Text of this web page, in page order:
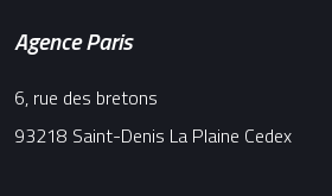
Agence Paris
6, rue des bretons
93218 Saint-Denis La Plaine Cedex